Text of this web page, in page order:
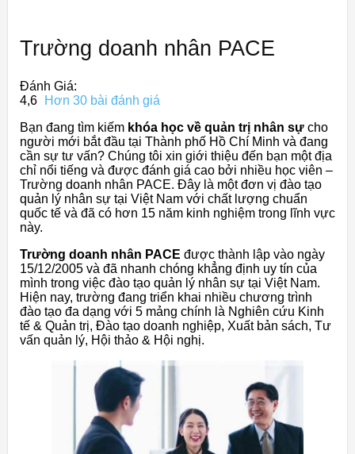
Trường doanh nhân PACE
Đánh Giá:
4,6
Hơn 30 bài đánh giá
Bạn đang tìm kiếm khóa học về quản trị nhân sự cho
người mới bắt đầu tại Thành phố Hồ Chí Minh và đang
cần sự tư vấn? Chúng tôi xin giới thiệu đến bạn một địa
chỉ nổi tiếng và được đánh giá cao bởi nhiều học viên –
Trường doanh nhân PACE. Đây là một đơn vị đào tạo
quản lý nhân sự tại Việt Nam với chất lượng chuẩn
quốc tế và đã có hơn 15 năm kinh nghiệm trong lĩnh vực
này.
Trường doanh nhân PACE được thành lập vào ngày
15/12/2005 và đã nhanh chóng khẳng định uy tín của
mình trong việc đào tạo quản lý nhân sự tại Việt Nam.
Hiện nay, trường đang triển khai nhiều chương trình
đào tạo đa dạng với 5 mảng chính là Nghiên cứu Kinh
tế & Quản trị, Đào tạo doanh nghiệp, Xuất bản sách, Tư
vấn quản lý, Hội thảo & Hội nghị.